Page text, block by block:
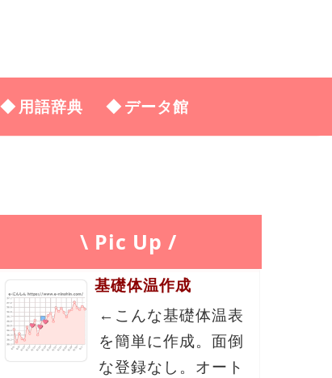
用語辞典 データ館
\ Pic Up /
基礎体温作成
←こんな基礎体温表
を簡単に作成。面倒
な登録なし。オート